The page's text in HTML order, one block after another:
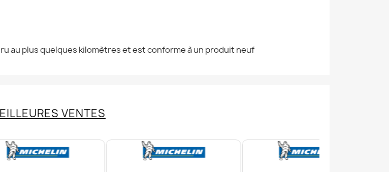
au plus quelques kilomètres et est conforme à un produit neuf
VENTES